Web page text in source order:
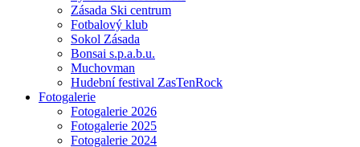
Zásada Ski centrum
Fotbalový klub
Sokol Zásada
Bonsai s.p.a.b.u.
Muchovman
Hudební festival ZasTenRock
Fotogalerie
Fotogalerie 2026
Fotogalerie 2025
Fotogalerie 2024